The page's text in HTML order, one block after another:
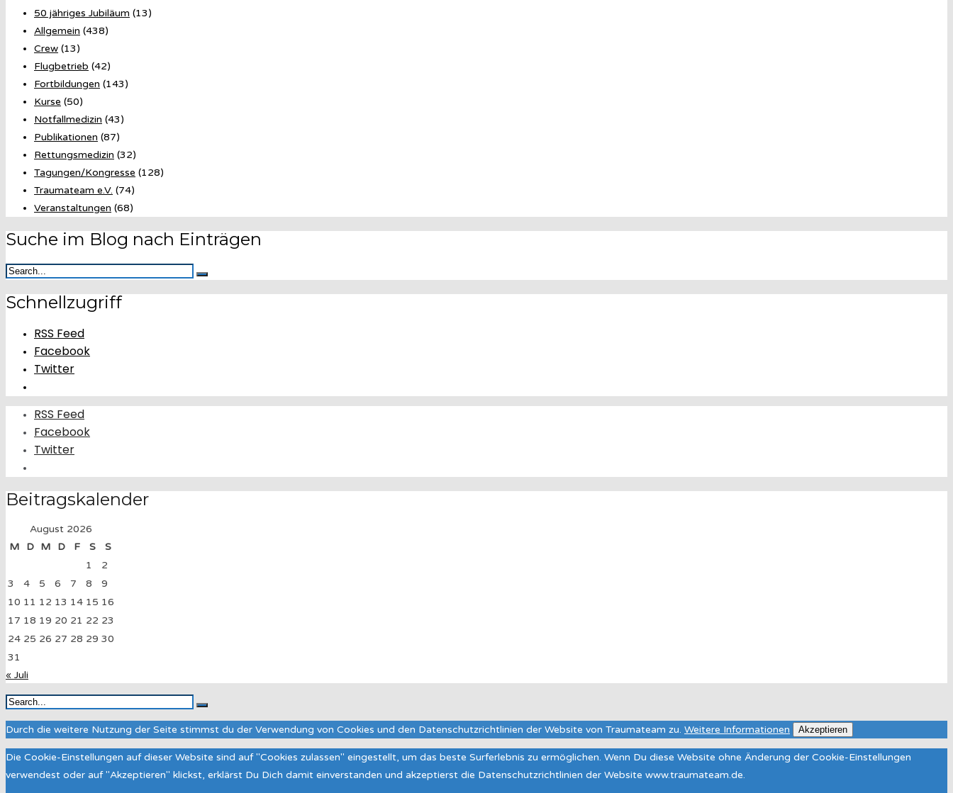
50 jähriges Jubiläum (13)
Allgemein (438)
Crew (13)
Flugbetrieb (42)
Fortbildungen (143)
Kurse (50)
Notfallmedizin (43)
Publikationen (87)
Rettungsmedizin (32)
Tagungen/Kongresse (128)
Traumateam e.V. (74)
Veranstaltungen (68)
Suche im Blog nach Einträgen
Schnellzugriff
RSS Feed
Facebook
Twitter
RSS Feed
Facebook
Twitter
Beitragskalender
August 2026
M
D M D F S
S
1
2
3
4 5 6 7 8
9
10 11 12 13 14 15 16
17 18 19 20 21 22 23
24 25 26 27 28 29 30
31
« Juli
Durch die weitere Nutzung der Seite stimmst du der Verwendung von Cookies und den Datenschutzrichtlinien der Website von Traumateam zu. Weitere Informationen Akzeptieren
Die Cookie-Einstellungen auf dieser Website sind auf "Cookies zulassen" eingestellt, um das beste Surferlebnis zu ermöglichen. Wenn Du diese Website ohne Änderung der Cookie-Einstellungen
verwendest oder auf "Akzeptieren" klickst, erklärst Du Dich damit einverstanden und akzeptierst die Datenschutzrichtlinien der Website www.traumateam.de.